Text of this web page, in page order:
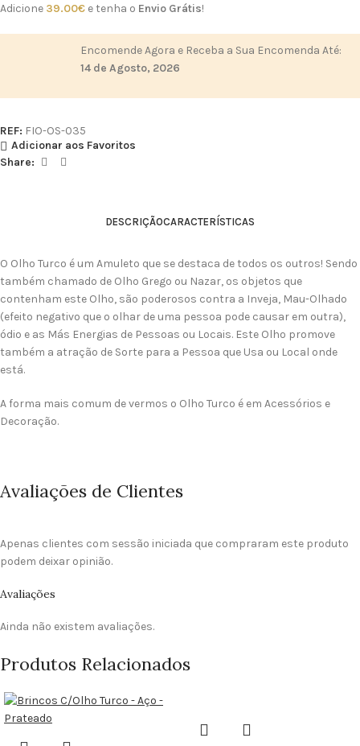
Adicione 39.00€ e tenha o Envio Grátis!
Encomende Agora e Receba a Sua Encomenda Até:
14 de Agosto, 2026
REF: FIO-OS-035
Adicionar aos Favoritos
Share:
DESCRIÇÃOCARACTERÍSTICAS
O Olho Turco é um Amuleto que se destaca de todos os outros! Sendo
também chamado de Olho Grego ou Nazar, os objetos que
contenham este Olho, são poderosos contra a Inveja, Mau-Olhado
(efeito negativo que o olhar de uma pessoa pode causar em outra),
ódio e as Más Energias de Pessoas ou Locais. Este Olho promove
também a atração de Sorte para a Pessoa que Usa ou Local onde
está.
A forma mais comum de vermos o Olho Turco é em Acessórios e
Decoração.
Avaliações de Clientes
Avaliações
Ainda não existem avaliações.
Apenas clientes com sessão iniciada que compraram este produto
podem deixar opinião.
Produtos Relacionados